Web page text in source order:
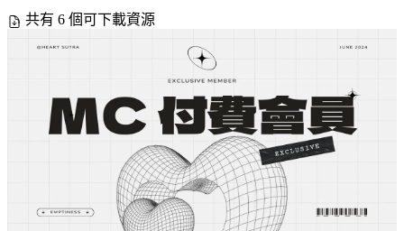
共有 6 個可下載資源